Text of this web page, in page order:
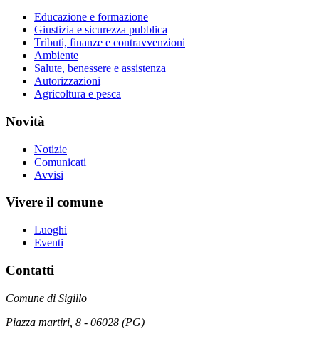
Educazione e formazione
Giustizia e sicurezza pubblica
Tributi, finanze e contravvenzioni
Ambiente
Salute, benessere e assistenza
Autorizzazioni
Agricoltura e pesca
Novità
Notizie
Comunicati
Avvisi
Vivere il comune
Luoghi
Eventi
Contatti
Comune di Sigillo
Piazza martiri, 8 - 06028 (PG)